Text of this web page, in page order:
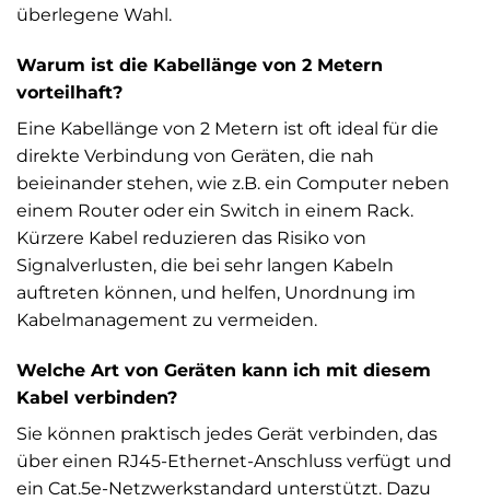
überlegene Wahl.
Warum ist die Kabellänge von 2 Metern
vorteilhaft?
Eine Kabellänge von 2 Metern ist oft ideal für die
direkte Verbindung von Geräten, die nah
beieinander stehen, wie z.B. ein Computer neben
einem Router oder ein Switch in einem Rack.
Kürzere Kabel reduzieren das Risiko von
Signalverlusten, die bei sehr langen Kabeln
auftreten können, und helfen, Unordnung im
Kabelmanagement zu vermeiden.
Welche Art von Geräten kann ich mit diesem
Kabel verbinden?
Sie können praktisch jedes Gerät verbinden, das
über einen RJ45-Ethernet-Anschluss verfügt und
ein Cat.5e-Netzwerkstandard unterstützt. Dazu